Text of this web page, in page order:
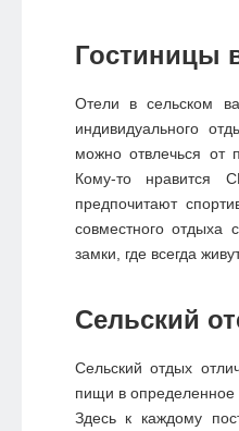
Гостиницы
Отели в сельском
индивидуального
можно отвлечься от
Кому-то нравится
предпочитают
совместного отдыха
замки, где всегда
Сельский
Сельский отдых
пищи в определенное
Здесь к каждому